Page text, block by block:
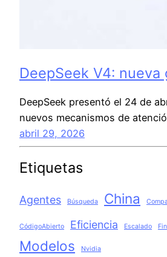
DeepSeek V4:
DeepSeek presentó el 24 de
nuevos mecanismos de
abril 29, 2026
Etiquetas
Agentes Búsqueda China
CódigoAbierto Eficiencia Escalado
Modelos Nvidia